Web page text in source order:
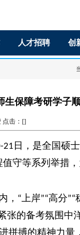
人才招聘 创
保障考研学子
点击：[]
-21 日， 是全国硕
守等系列举措
， “ 上岸”“高分”“
张的备考氛围中
拼搏的精神力量